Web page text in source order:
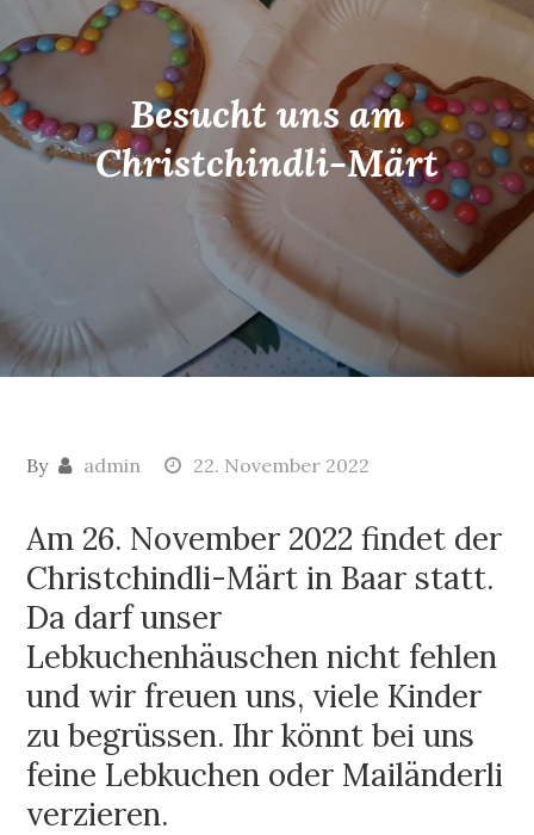
Besucht uns am
Christchindli-Märt
By admin 22. November 2022
Am 26. November 2022 findet der
Christchindli-Märt in Baar statt.
Da darf unser
Lebkuchenhäuschen nicht fehlen
und wir freuen uns, viele Kinder
zu begrüssen. Ihr könnt bei uns
feine Lebkuchen oder Mailänderli
verzieren.